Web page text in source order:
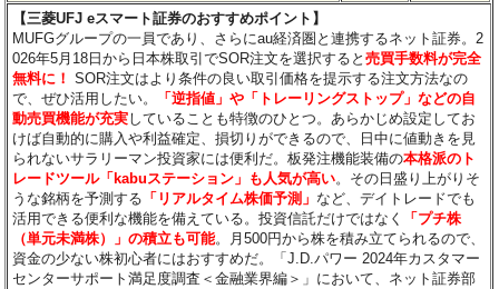
【三菱UFJ eスマート証券のおすすめポイント】
MUFGグループの一員であり、さらにau経済圏と連携するネット証券。2
026年5月18日から日本株取引でSOR注文を選択すると売買手数料が完全
無料に！ SOR注文はより条件の良い取引価格を提示する注文方法なの
で、ぜひ活用したい。
「逆指値」や「トレーリングストップ」などの自
動売買機能が充実していることも特徴のひとつ。あらかじめ設定してお
けば自動的に購入や利益確定、損切りができるので、日中に値動きを見
られないサラリーマン投資家には便利だ。板発注機能装備の本格派のト
レードツール「kabuステーション」も人気が高い。その日盛り上がりそ
うな銘柄を予測する 「リアルタイム株価予測」 など、デイトレードでも
活用できる便利な機能を備えている。投資信託だけではなく
「プチ株
（単元未満株）」の積立も可能。月500円から株を積み立てられるので、
資金の少ない株初心者にはおすすめだ。「J.D.パワー 2024年カスタマー
センターサポート満足度調査＜金融業界編＞」において、ネット証券部